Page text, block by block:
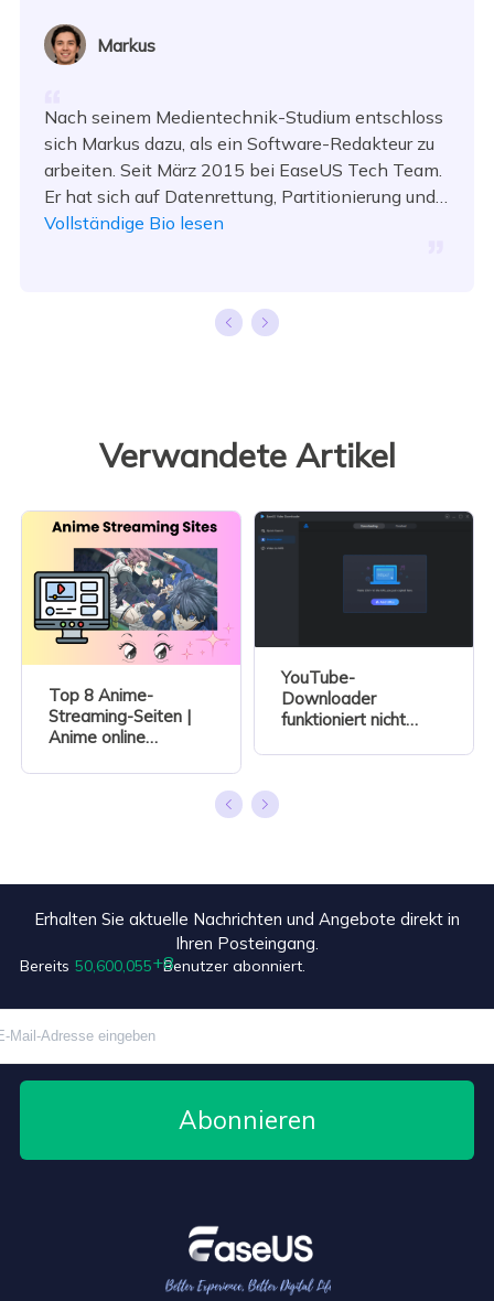
Markus
Nach seinem Medientechnik-Studium entschloss
sich Markus dazu, als ein Software-Redakteur zu
arbeiten. Seit März 2015 bei EaseUS Tech Team.
Er hat sich auf Datenrettung, Partitionierung und
Datensicherung spezialisiert.…
Vollständige Bio lesen
Verwandete Artikel
Top 8 Anime-
Streaming-Seiten |
Anime online
YouTube-
Downloader
funktioniert nicht
problemlos YouTube-
Erhalten Sie aktuelle Nachrichten und Angebote direkt in
Ihren Posteingang.
Bereits 50,600,055 Benutzer abonniert.
Abonnieren
+8